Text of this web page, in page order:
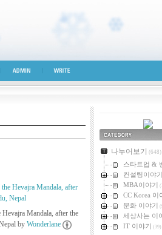
ADMIN WRITE
Mandala, after the
by Wonderlane
카테고리
나누어보기 (648)
스타트업 &
컨설팅이야기
MBA이야기
CC Korea 이
문화 이야기
세상사는 이
IT 이야기 (39)